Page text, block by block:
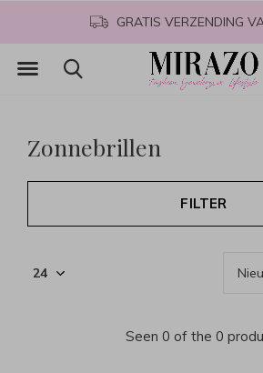
GRATIS VERZENDING
Zonnebrillen
FILTER
Seen 0 of the 0